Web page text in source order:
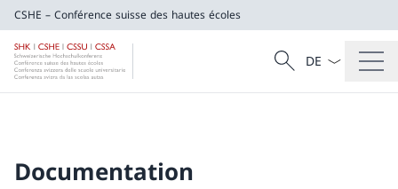
CSHE – Conférence suisse des hautes écoles
CSHE – Conférence suisse des hautes
Recherche
Recherche
La langue
Documentation